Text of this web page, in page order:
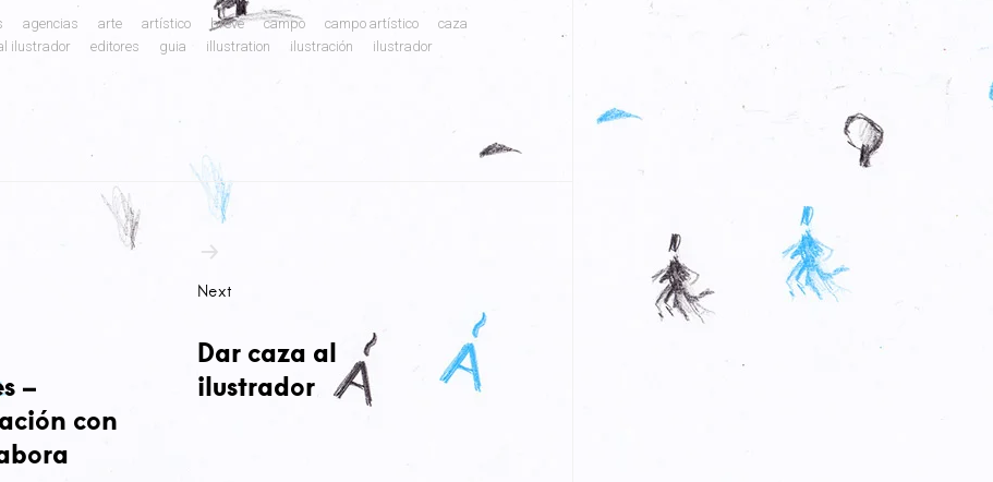
agencias arte artístico breve campo campo artístico
caza
ilustrador editores guia illustration ilustración
ilustrador
–
con
Next
Dar caza al
ilustrador